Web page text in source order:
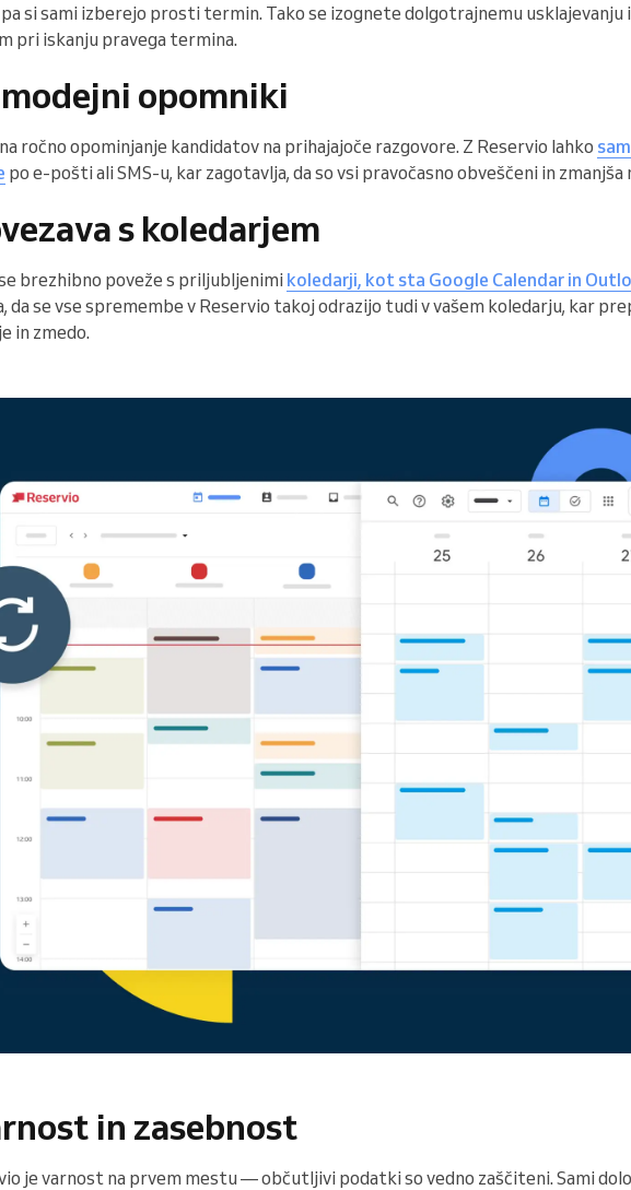
si sami izberejo prosti termin. Tako se izognete dolgotrajnemu usklajevanju
pri iskanju pravega termina.
opomniki
ročno opominjanje kandidatov na prihajajoče razgovore. Z Reservio lahko
po e-pošti ali SMS-u, kar zagotavlja, da so vsi pravočasno obveščeni in
s koledarjem
brezhibno poveže s priljubljenimi koledarji, kot sta Google Calendar in
da se vse spremembe v Reservio takoj odrazijo tudi v vašem koledarju, kar
in zmedo.
in zasebnost
je varnost na prvem mestu — občutljivi podatki so vedno zaščiteni. Sami